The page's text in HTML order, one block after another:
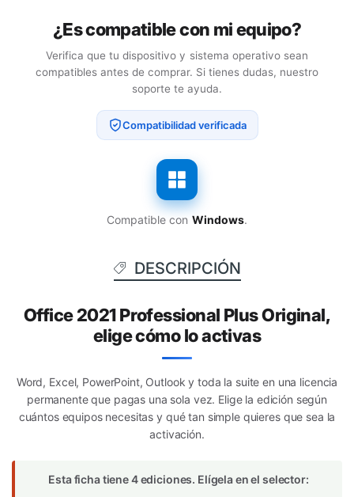
¿Es compatible con mi equipo?
Verifica que tu dispositivo y sistema operativo sean
compatibles antes de comprar. Si tienes dudas, nuestro
soporte te ayuda.
Compatibilidad verificada
Compatible con Windows.
DESCRIPCIÓN
Office 2021 Professional Plus Original,
elige cómo lo activas
Word, Excel, PowerPoint, Outlook y toda la suite en una licencia
permanente que pagas una sola vez. Elige la edición según
cuántos equipos necesitas y qué tan simple quieres que sea la
activación.
Esta ficha tiene 4 ediciones. Elígela en el selector: